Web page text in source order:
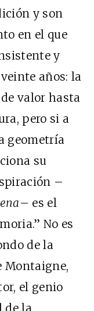
y son
en el que
y
años: la
valor hasta
pero si a
geometría
su
–
– es el
No es
de la
Montaigne,
el genio
de la